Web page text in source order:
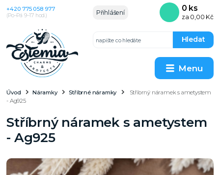
Menu
Přihlášení
Hledat
+420 775 058 977
(Po–Pá 9–17 hod.)
0 ks
za 0,00 Kč
Úvod Náramky Stříbrné náramky
Stříbrný náramek s ametystem
- Ag925
Stříbrný náramek s ametystem
- Ag925